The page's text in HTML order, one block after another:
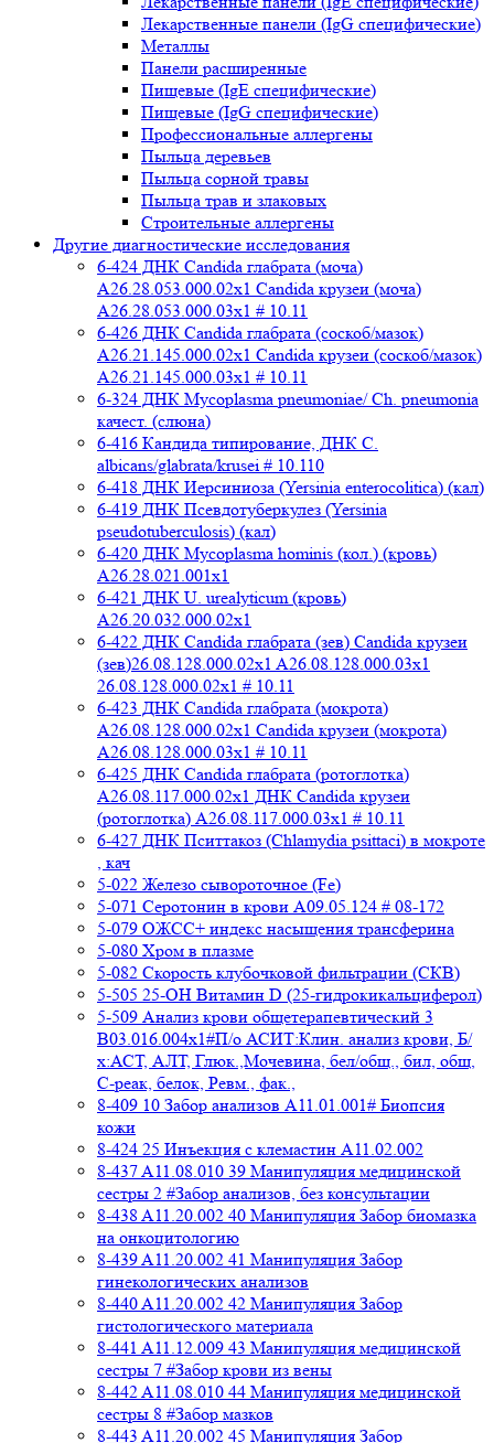
Лекарственные панели (IgG специфические)
Металлы
Панели расширенные
Пищевые (IgE специфические)
Пищевые (IgG специфические)
Профессиональные аллергены
Пыльца деревьев
Пыльца сорной травы
Пыльца трав и злаковых
Строительные аллергены
Другие диагностические исследования
6-424 ДНК Candida глабрата (моча)
A26.28.053.000.02x1 Candida крузеи (моча)
A26.28.053.000.03x1 # 10.11
6-426 ДНК Candida глабрата (соскоб/мазок)
A26.21.145.000.02x1 Candida крузеи (соскоб/мазок)
A26.21.145.000.03x1 # 10.11
6-324 ДНК Mycoplasma pneumoniae/ Ch. pneumonia
качест. (слюна)
6-416 Кандида типирование, ДНК C.
albicans/glabrata/krusei # 10.110
6-418 ДНК Иерсиниоза (Yersinia enterocolitica) (кал)
6-419 ДНК Псевдотуберкулез (Yersinia
pseudotuberculosis) (кал)
6-420 ДНК Mycoplasma hominis (кол.) (кровь)
A26.28.021.001x1
6-421 ДНК U. urealyticum (кровь)
A26.20.032.000.02х1
6-422 ДНК Candida глабрата (зев) Candida крузеи
(зев)26.08.128.000.02x1 A26.08.128.000.03x1
26.08.128.000.02x1 # 10.11
6-423 ДНК Candida глабрата (мокрота)
A26.08.128.000.02x1 Candida крузеи (мокрота)
A26.08.128.000.03x1 # 10.11
6-425 ДНК Candida глабрата (ротоглотка)
A26.08.117.000.02x1 ДНК Candida крузеи
(ротоглотка) A26.08.117.000.03x1 # 10.11
6-427 ДНК Пситтакоз (Chlamydia psittaci) в мокроте
, кач
5-022 Железо сывороточное (Fe)
5-071 Серотонин в крови A09.05.124 # 08-172
5-079 ОЖСС+ индекс насыщения трансферина
5-080 Хром в плазме
5-082 Скорость клубочковой фильтрации (СКВ)
5-505 25-ОН Витамин D (25-гидрокикальциферол)
5-509 Анализ крови общетерапевтический 3
B03.016.004x1#П/о АСИТ:Клин. анализ крови, Б/
х:АСТ, АЛТ, Глюк.,Мочевина, бел/общ., бил, общ,
C-реак, белок, Ревм., фак.,
8-409 10 Забор анализов A11.01.001# Биопсия
кожи
8-424 25 Инъекция с клемастин A11.02.002
8-437 A11.08.010 39 Манипуляция медицинской
сестры 2 #Забор анализов, без консультации
8-438 A11.20.002 40 Манипуляция Забор биомазка
на онкоцитологию
8-439 A11.20.002 41 Манипуляция Забор
гинекологических анализов
8-440 A11.20.002 42 Манипуляция Забор
гистологического материала
8-441 A11.12.009 43 Манипуляция медицинской
сестры 7 #Забор крови из вены
8-442 A11.08.010 44 Манипуляция медицинской
сестры 8 #Забор мазков
8-443 A11.20.002 45 Манипуляция Забор